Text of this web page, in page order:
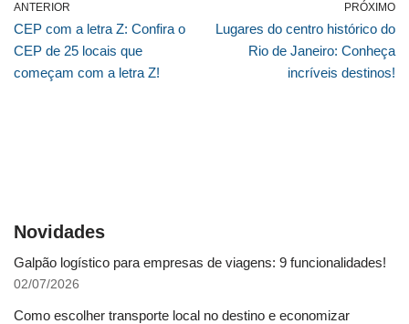
ANTERIOR
CEP com a letra Z: Confira o
CEP de 25 locais que
começam com a letra Z!
PRÓXIMO
Lugares do centro histórico do
Rio de Janeiro: Conheça
incríveis destinos!
Novidades
Galpão logístico para empresas de viagens: 9 funcionalidades!
02/07/2026
Como escolher transporte local no destino e economizar